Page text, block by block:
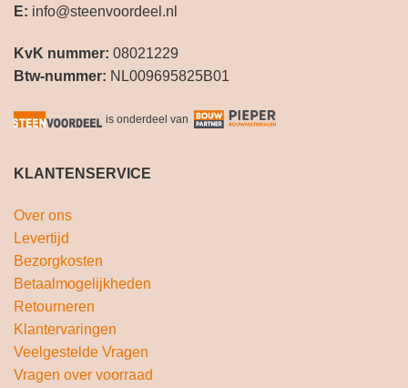
E: info@steenvoordeel.nl
KvK nummer: 08021229
Btw-nummer: NL009695825B01
is onderdeel van
KLANTENSERVICE
Over ons
Levertijd
Bezorgkosten
Betaalmogelijkheden
Retourneren
Klantervaringen
Veelgestelde Vragen
Vragen over voorraad